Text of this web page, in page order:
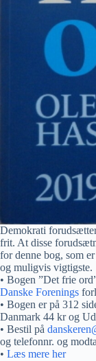
Demokrati
frit. At disse
for denne bog, som
og muligvis vigtigste.
• Bogen ”Det frie
Danske Forenings
• Bogen er på 312
Danmark 44 kr og
• Bestil på
og telefonnr. og
• Læs mere her